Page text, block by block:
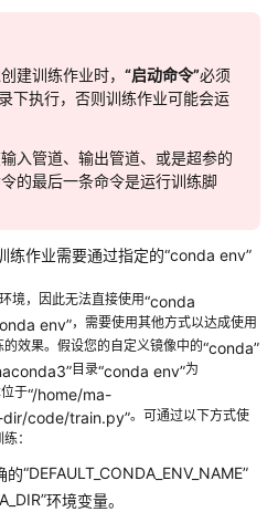
建训练作业时， “启动命令”必须
下执行，否则训练作业可能会运
入管道、输出管道、或是超参的
的最后一条命令是运行训练脚
练作业需要通过指定的“conda env”
境，因此无法直接使用“conda
env”，需要使用其他方式以达成使用
的效果。假设您的自定义镜像中的“conda”
目录“conda env”为
于“/home/ma-
code/train.py”。可通过以下方式使
：
的“DEFAULT_CONDA_ENV_NAME”
环境变量。